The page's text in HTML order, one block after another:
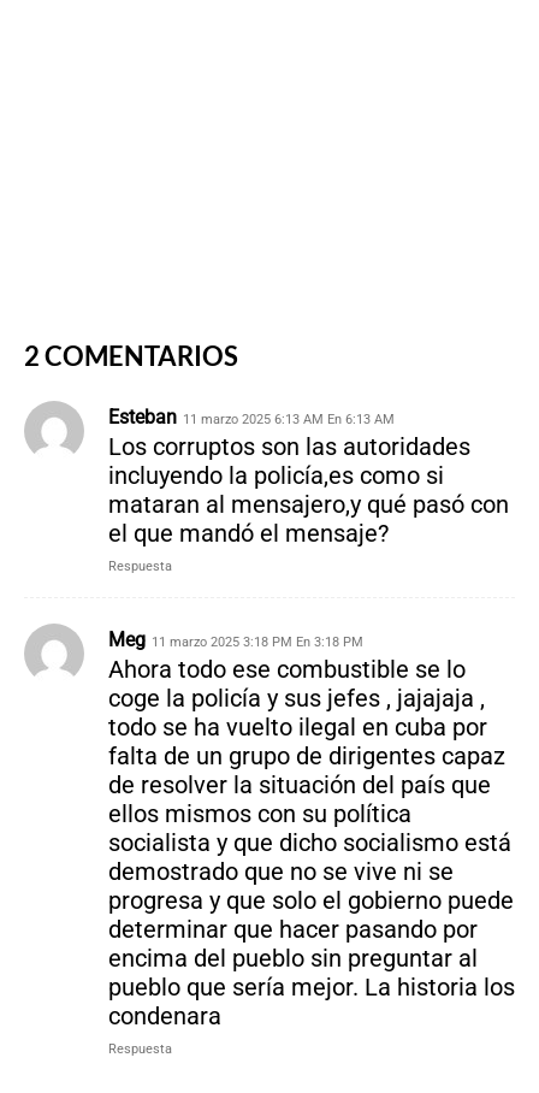
2 COMENTARIOS
Esteban 11 marzo 2025 6:13 AM En 6:13 AM
Los corruptos son las autoridades
incluyendo la policía,es como si
mataran al mensajero,y qué pasó con
el que mandó el mensaje?
Respuesta
Meg 11 marzo 2025 3:18 PM En 3:18 PM
Ahora todo ese combustible se lo
coge la policía y sus jefes , jajajaja ,
todo se ha vuelto ilegal en cuba por
falta de un grupo de dirigentes capaz
de resolver la situación del país que
ellos mismos con su política
socialista y que dicho socialismo está
demostrado que no se vive ni se
progresa y que solo el gobierno puede
determinar que hacer pasando por
encima del pueblo sin preguntar al
pueblo que sería mejor. La historia los
condenara
Respuesta